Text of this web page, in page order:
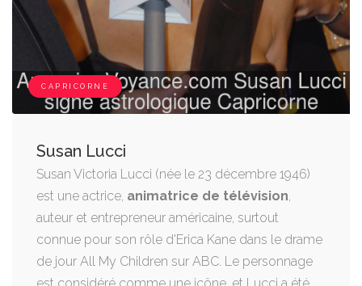
CAPRICORNE
Susan Lucci
Susan Victoria Lucci (née le 23 décembre 1946)
est une actrice, animatrice de télévision
auteur et entrepreneur américaine, surtout
connue pour son rôle d'Erica Kane dans le drame
de jour All My Children sur ABC. Le personnage
est considéré comme une icône, et Lucci a été